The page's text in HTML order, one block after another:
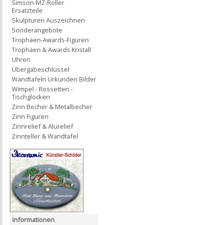
Simson-MZ-Roller
Ersatzteile
Skulpturen Auszeichnen
Sonderangebote
Trophäen-Awards-Figuren
Trophäen & Awards Kristall
Uhren
Übergabeschlüssel
Wandtafeln Urkunden Bilder
Wimpel - Rossetten -
Tischglocken
Zinn Becher & Metalbecher
Zinn Figuren
Zinnrelief & Alurelief
Zinnteller & Wandtafel
Informationen